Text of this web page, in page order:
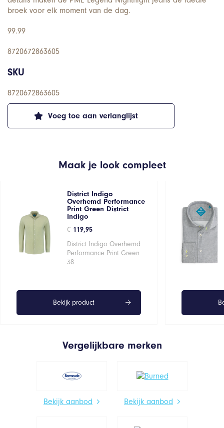
Voeg toe aan verlanglijst
broek voor elk moment van de dag.
99.99
8720672863605
SKU
8720672863605
Maak je look compleet
District Indigo
Overhemd Performance
Print Green District
Indigo
€ 119,95
District Indigo Overhemd
Performance Print Green
38
Bekijk product
Vergelijkbare merken
Bekijk aanbod Bekijk aanbod